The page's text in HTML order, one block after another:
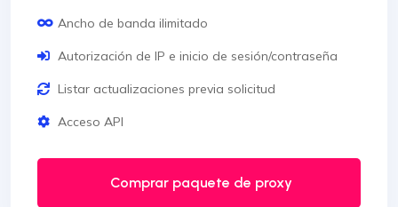
Ancho de banda ilimitado
Autorización de IP e inicio de sesión/contraseña
Listar actualizaciones previa solicitud
Acceso API
Comprar paquete de proxy